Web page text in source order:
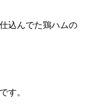
込んでた鶏ハムの
す。